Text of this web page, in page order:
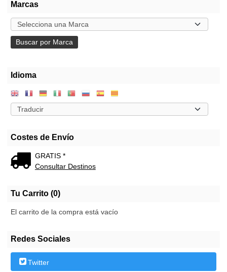
Marcas
Idioma
Costes de Envío
GRATIS *
Consultar Destinos
Tu Carrito (0)
El carrito de la compra está vacío
Redes Sociales
Twitter